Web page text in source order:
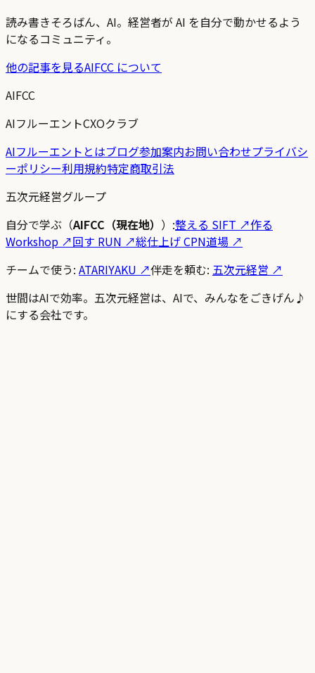
読み書きそろばん、AI。経営者が AI を自分で動かせるよう
になるコミュニティ。
他の記事を見るAIFCC について
AIFCC
AIフルーエントCXOクラブ
AIフルーエントとはブログ参加案内お問い合わせプライバシ
ーポリシー利用規約特定商取引法
五次元経営グループ
自分で学ぶ（AIFCC（現在地） ）:整える SIFT ↗作る
Workshop ↗回す RUN ↗総仕上げ CPN道場 ↗
チームで使う: ATARIYAKU ↗伴走を頼む: 五次元経営 ↗
世間はAIで効率。五次元経営は、AIで、みんなをごきげん♪
にする会社です。